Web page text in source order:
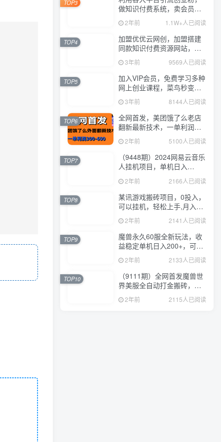
做知识付费系统，卖会员，
卖课程，实现日入几百几千
2年前 1.1W+人已阅读
TOP3
加盟优优云网创，加盟搭建
同款知识付费资源网站，实
现长期稳定被动收入~
3年前 9569人已阅读
TOP4
加入VIP会员，免费学习多种
网上创业课程，菜鸟秒变大
神！3年前 8144人已阅读
TOP5
全网首发，美团饿了么老店
翻新最新技术，一单利润
300-600
2年前 5100人已阅读
TOP6
（9448期）2024网易云音乐
人挂机项目，单机日入
150+，无脑月入5000+
2年前 2166人已阅读
TOP7
某讯游戏搬砖项目，0投入，
可以挂机，轻松上手,月入
3000+上不封顶
2年前 2141人已阅读
TOP8
魔兽永久60服全新玩法，收
益稳定单机日入200+，可以
多开矩阵操作。
2年前 2133人已阅读
TOP9
（9111期）全网首发魔兽世
界美服全自动打金搬砖，日
入1000+，简单好操作，保
姆级教学
2年前 2115人已阅读
TOP10